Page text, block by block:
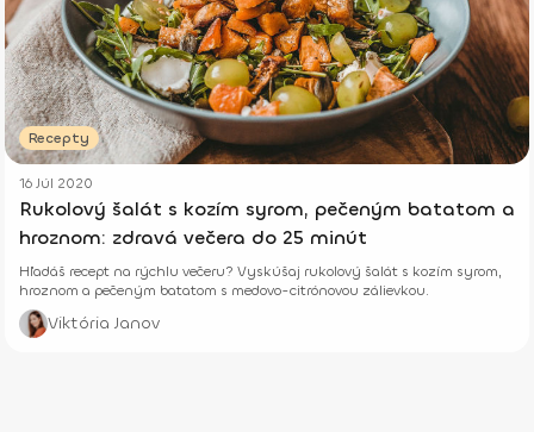
Recepty
16 Júl 2020
Rukolový šalát s kozím syrom, pečeným batatom a
hroznom: zdravá večera do 25 minút
Hľadáš recept na rýchlu večeru? Vyskúšaj rukolový šalát s kozím syrom,
hroznom a pečeným batatom s medovo-citrónovou zálievkou.
Viktória Janov